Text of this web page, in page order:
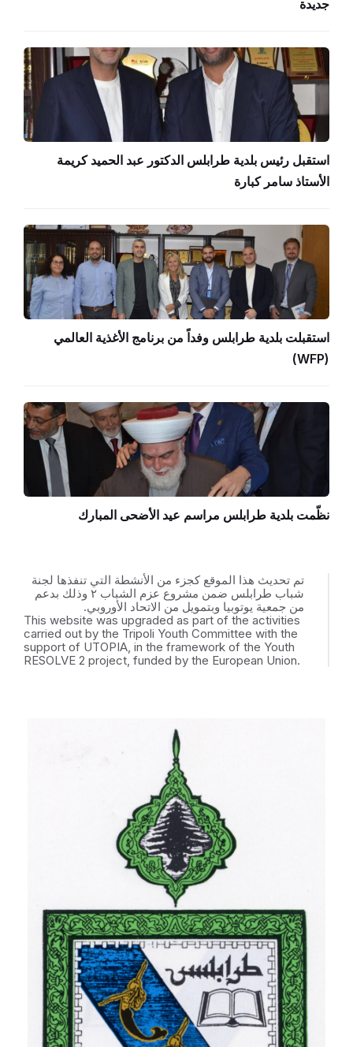
جديدة
استقبل رئيس بلدية طرابلس الدكتور عبد الحميد كريمة
الأستاذ سامر كبارة
استقبلت بلدية طرابلس وفداً من برنامج الأغذية العالمي
(WFP)
نظّمت بلدية طرابلس مراسم عيد الأضحى المبارك
تم تحديث هذا الموقع كجزء من الأنشطة التي تنفذها لجنة
شباب طرابلس ضمن مشروع عزم الشباب ٢ وذلك بدعم
من جمعية يوتوبيا وبتمويل من الاتحاد الأوروبي.
This website was upgraded as part of the activities
carried out by the Tripoli Youth Committee with the
support of UTOPIA, in the framework of the Youth
RESOLVE 2 project, funded by the European Union.